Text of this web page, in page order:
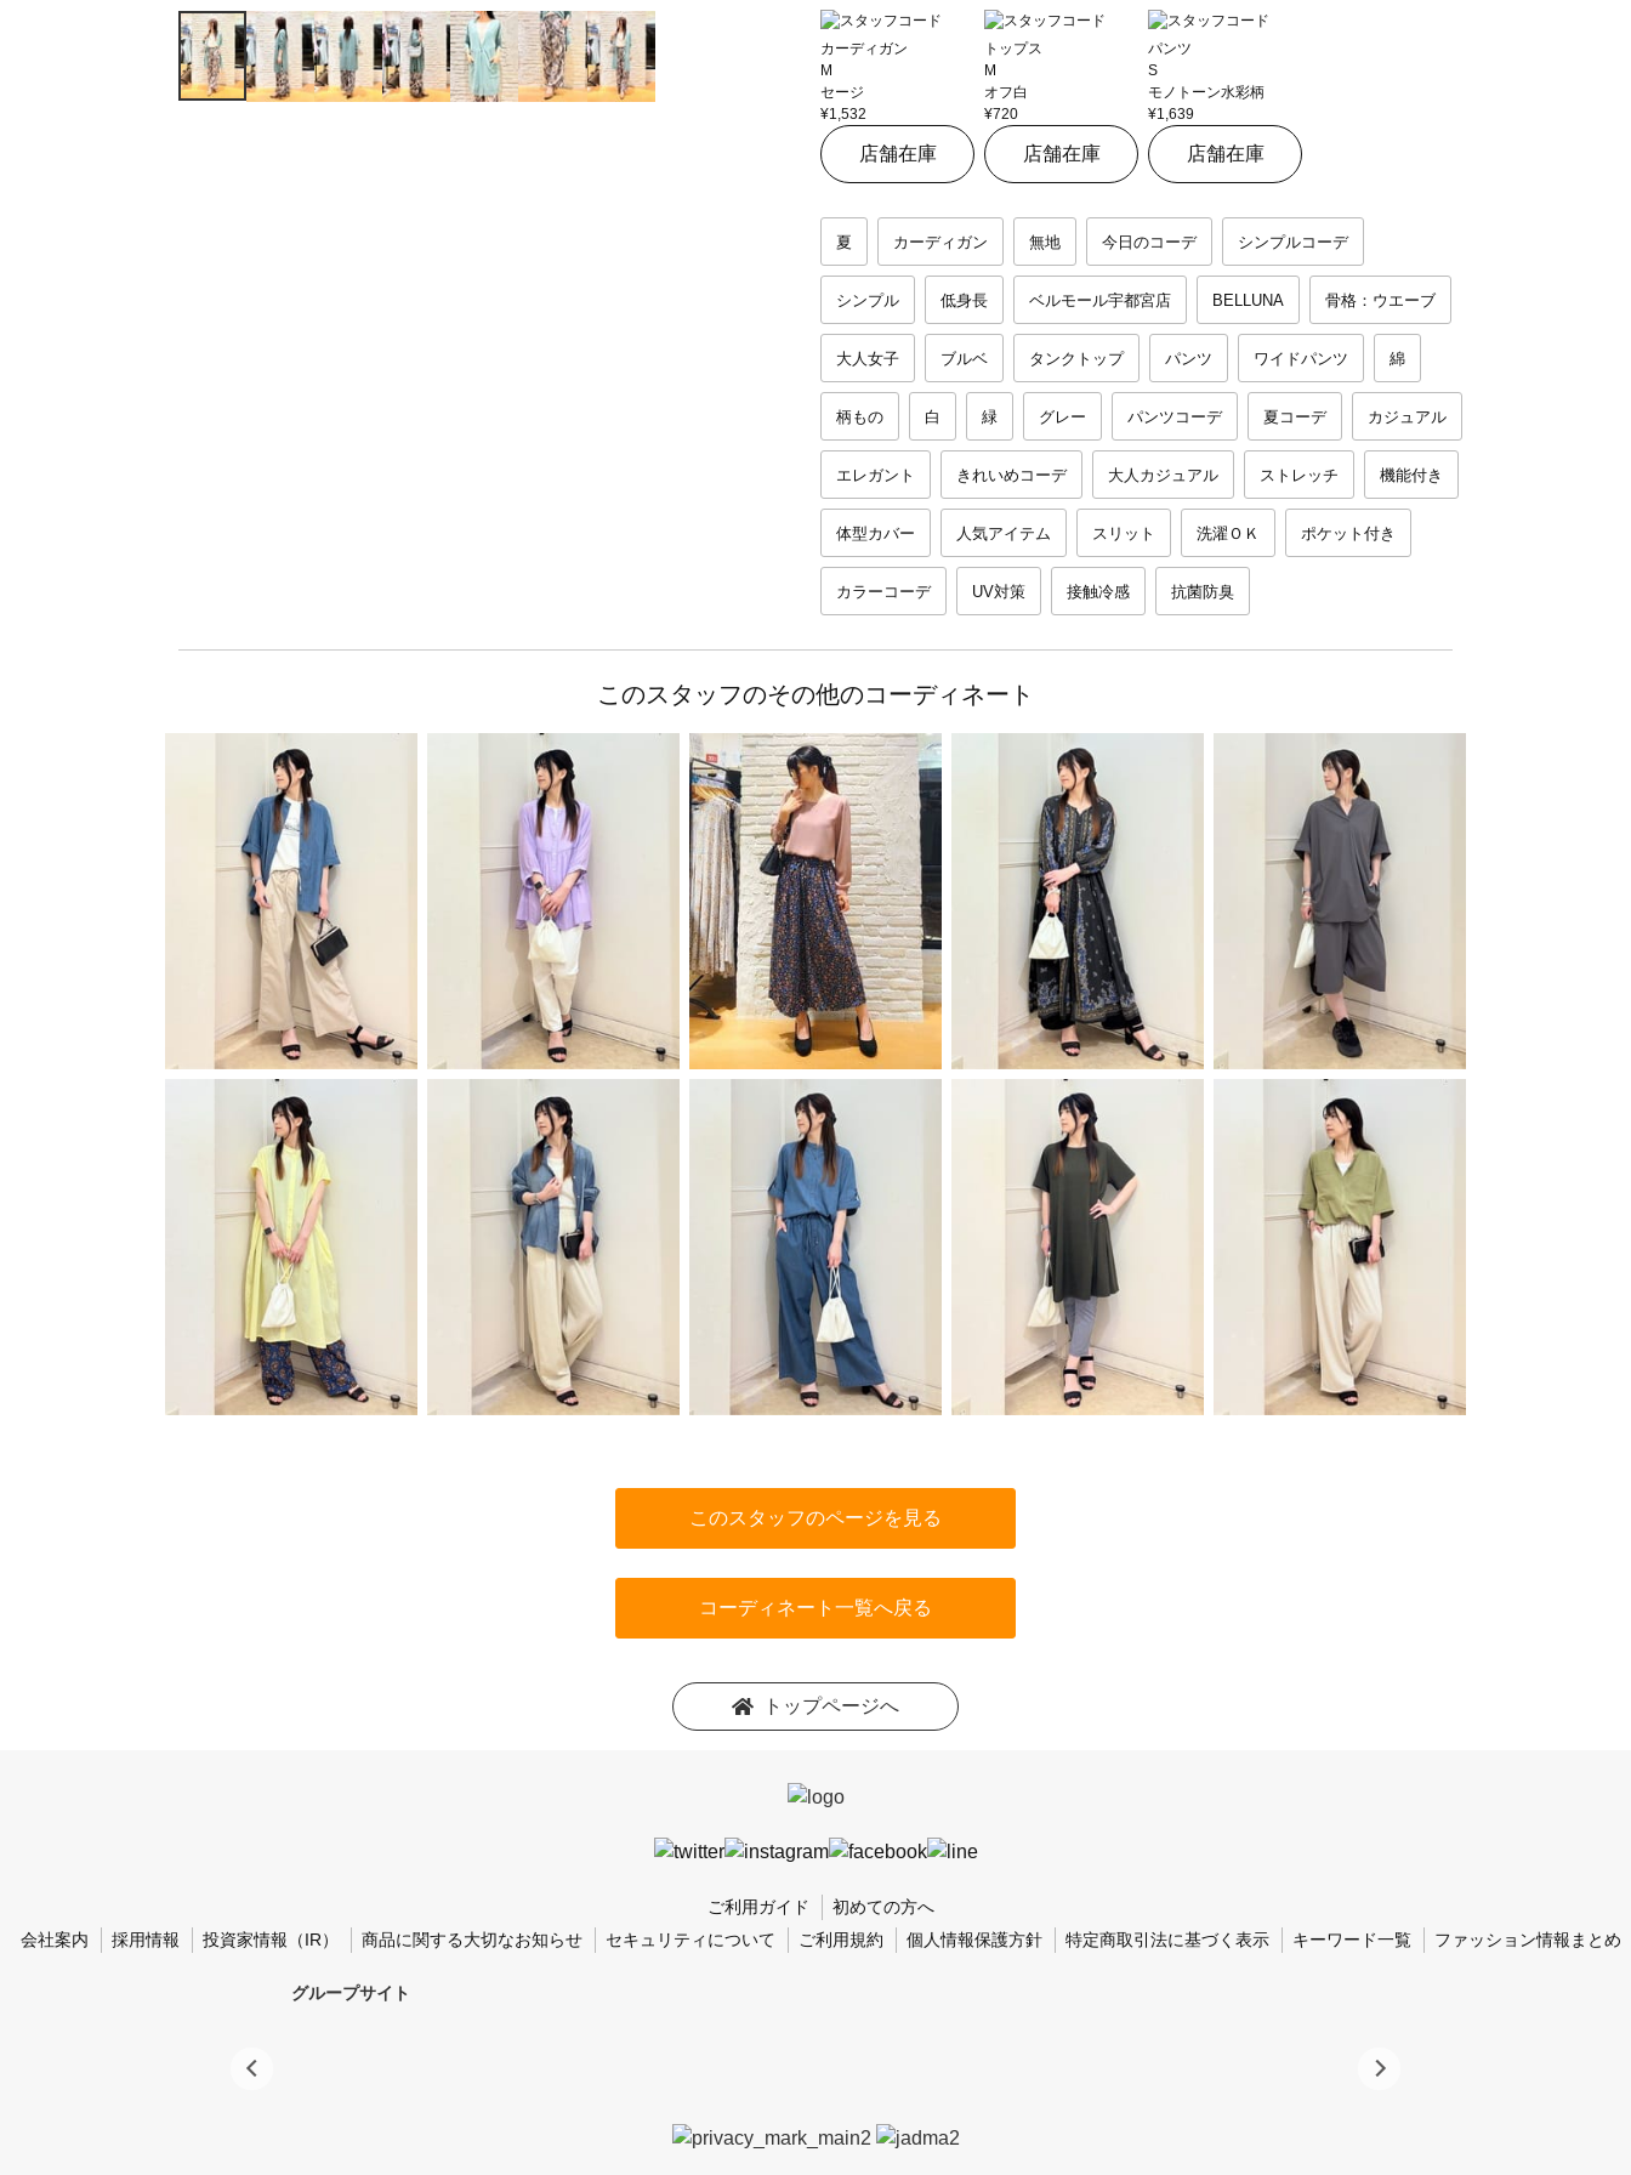
カーディガン
M
セージ
¥1,532
店舗在庫
トップス
M
オフ白
¥720
店舗在庫
パンツ
S
モノトーン水彩柄
¥1,639
店舗在庫
夏 カーディガン 無地 今日のコーデ シンプルコーデ
シンプル 低身長 ベルモール宇都宮店 BELLUNA 骨格：ウエーブ
大人女子 ブルベ タンクトップ パンツ ワイドパンツ 綿
柄もの 白 緑 グレー パンツコーデ 夏コーデ カジュアル
エレガント きれいめコーデ 大人カジュアル ストレッチ 機能付き
体型カバー 人気アイテム スリット 洗濯ＯＫ ポケット付き
カラーコーデ UV対策 接触冷感 抗菌防臭
このスタッフのその他のコーディネート
このスタッフのページを見る
コーディネート一覧へ戻る
トップページへ
ご利用ガイド
初めての方へ
会社案内
採用情報 投資家情報（IR） 商品に関する大切なお知らせ セキュリティについて ご利用規約 個人情報保護方針 特定商取引法に基づく表示 キーワード一覧 ファッション情報まとめ
グループサイト